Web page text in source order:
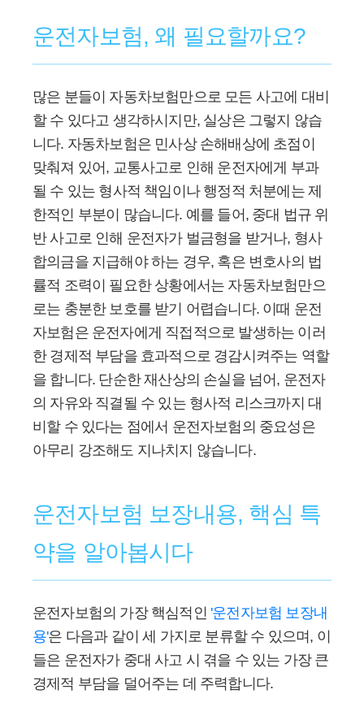
운전자보험, 왜 필요할까요?
많은 분들이 자동차보험만으로 모든 사고에 대비
할 수 있다고 생각하시지만, 실상은 그렇지 않습
니다. 자동차보험은 민사상 손해배상에 초점이
맞춰져 있어, 교통사고로 인해 운전자에게 부과
될 수 있는 형사적 책임이나 행정적 처분에는 제
한적인 부분이 많습니다. 예를 들어, 중대 법규 위
반 사고로 인해 운전자가 벌금형을 받거나, 형사
합의금을 지급해야 하는 경우, 혹은 변호사의 법
률적 조력이 필요한 상황에서는 자동차보험만으
로는 충분한 보호를 받기 어렵습니다. 이때 운전
자보험은 운전자에게 직접적으로 발생하는 이러
한 경제적 부담을 효과적으로 경감시켜주는 역할
을 합니다. 단순한 재산상의 손실을 넘어, 운전자
의 자유와 직결될 수 있는 형사적 리스크까지 대
비할 수 있다는 점에서 운전자보험의 중요성은
아무리 강조해도 지나치지 않습니다.
운전자보험 보장내용, 핵심 특
약을 알아봅시다
운전자보험의 가장 핵심적인 '운전자보험 보장내
용'은 다음과 같이 세 가지로 분류할 수 있으며, 이
들은 운전자가 중대 사고 시 겪을 수 있는 가장 큰
경제적 부담을 덜어주는 데 주력합니다.